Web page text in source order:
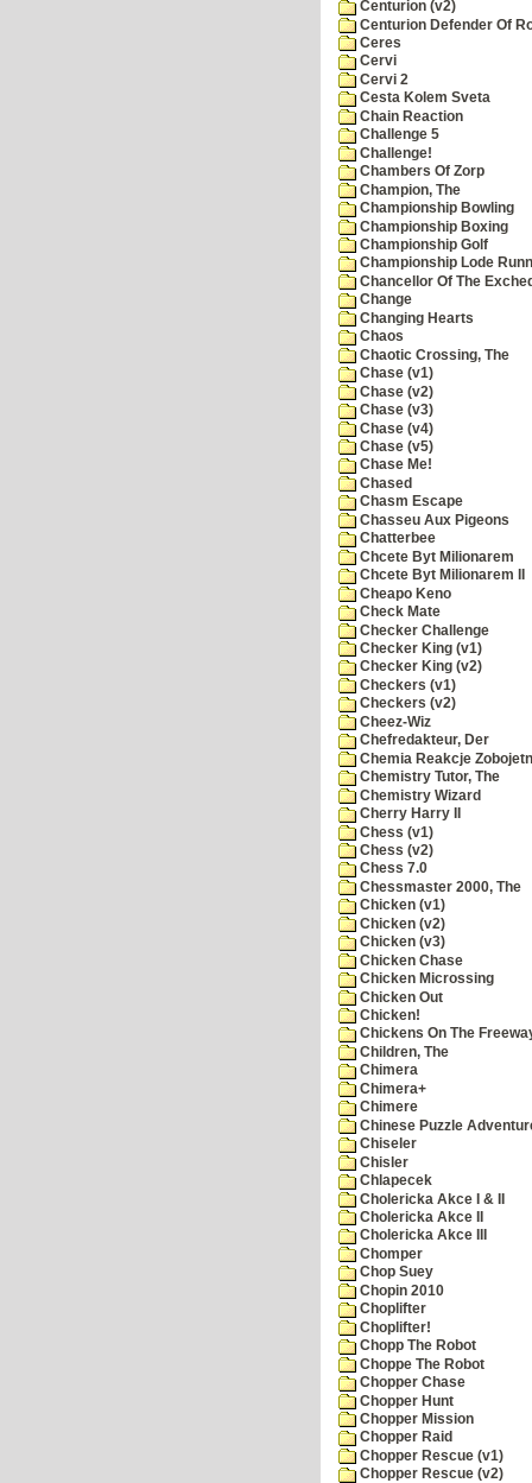
Centurion (v2)
Centurion Defender Of
Ceres
Cervi
Cervi 2
Cesta Kolem Sveta
Chain Reaction
Challenge 5
Challenge!
Chambers Of Zorp
Champion, The
Championship Bowling
Championship Boxing
Championship Golf
Championship Lode
Chancellor Of The
Change
Changing Hearts
Chaos
Chaotic Crossing, The
Chase (v1)
Chase (v2)
Chase (v3)
Chase (v4)
Chase (v5)
Chase Me!
Chased
Chasm Escape
Chasseu Aux Pigeons
Chatterbee
Chcete Byt Milionarem
Chcete Byt Milionarem II
Cheapo Keno
Check Mate
Checker Challenge
Checker King (v1)
Checker King (v2)
Checkers (v1)
Checkers (v2)
Cheez-Wiz
Chefredakteur, Der
Chemia Reakcje
Chemistry Tutor, The
Chemistry Wizard
Cherry Harry II
Chess (v1)
Chess (v2)
Chess 7.0
Chessmaster 2000, The
Chicken (v1)
Chicken (v2)
Chicken (v3)
Chicken Chase
Chicken Microssing
Chicken Out
Chicken!
Chickens On The
Children, The
Chimera
Chimera+
Chimere
Chinese Puzzle
Chiseler
Chisler
Chlapecek
Cholericka Akce I & II
Cholericka Akce II
Cholericka Akce III
Chomper
Chop Suey
Chopin 2010
Choplifter
Choplifter!
Chopp The Robot
Choppe The Robot
Chopper Chase
Chopper Hunt
Chopper Mission
Chopper Raid
Chopper Rescue (v1)
Chopper Rescue (v2)